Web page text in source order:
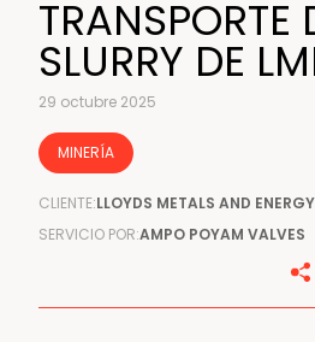
TRANSPORTE
SLURRY DE
29 octubre 2025
MINERÍA
CLIENTE:LLOYDS METALS AND
SERVICIO POR:AMPO POYAM VALVES